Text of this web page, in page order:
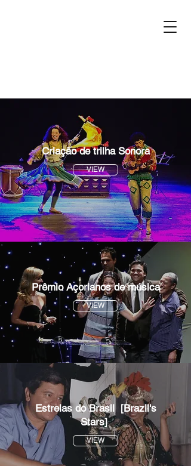
Criação de trilha Sonora
VIEW
Prêmio Açorianos de música
VIEW
Estrelas do Brasil [Brazil's
Stars]
VIEW